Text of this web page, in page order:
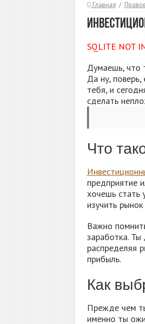
Главная /
SQLITE NOT
Думаешь, что
Да ну,
тебя, и
сделать
Что
предприятие
хочешь стать
изучить
Важно
заработка. Ты
распределяя
прибыль.
Как
Прежде чем
именно ты